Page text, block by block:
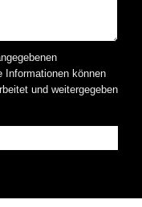
Informationen können
und weitergegeben